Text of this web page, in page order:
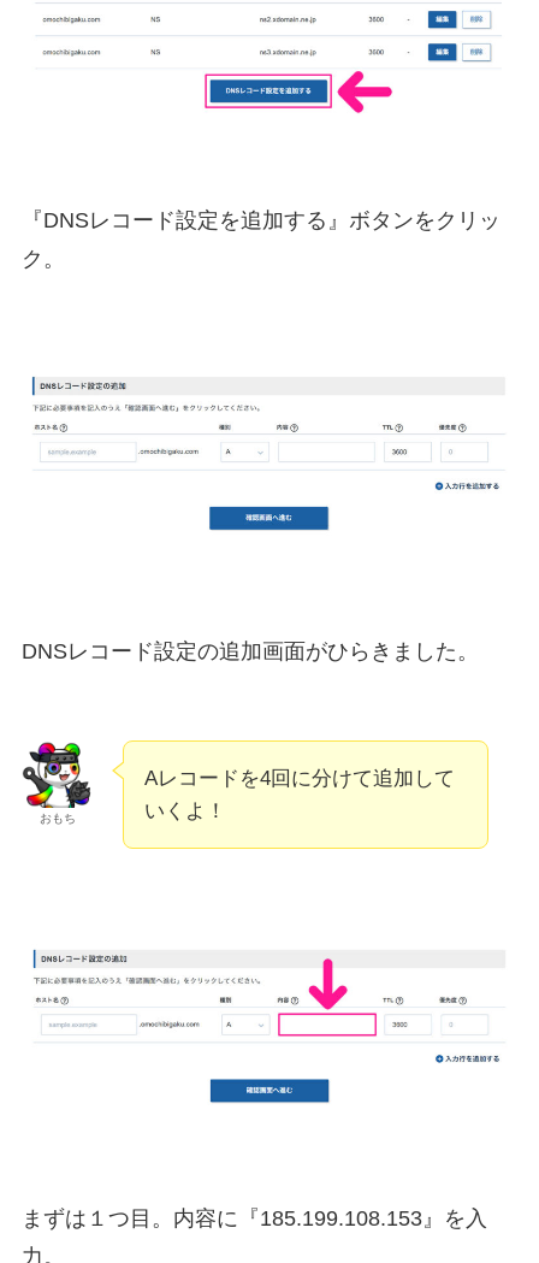
『DNSレコード設定を追加する』ボタンをクリッ
ク。
DNSレコード設定の追加画面がひらきました。
おもち
Aレコードを4回に分けて追加して
いくよ！
まずは１つ目。内容に『185.199.108.153』を入
力。